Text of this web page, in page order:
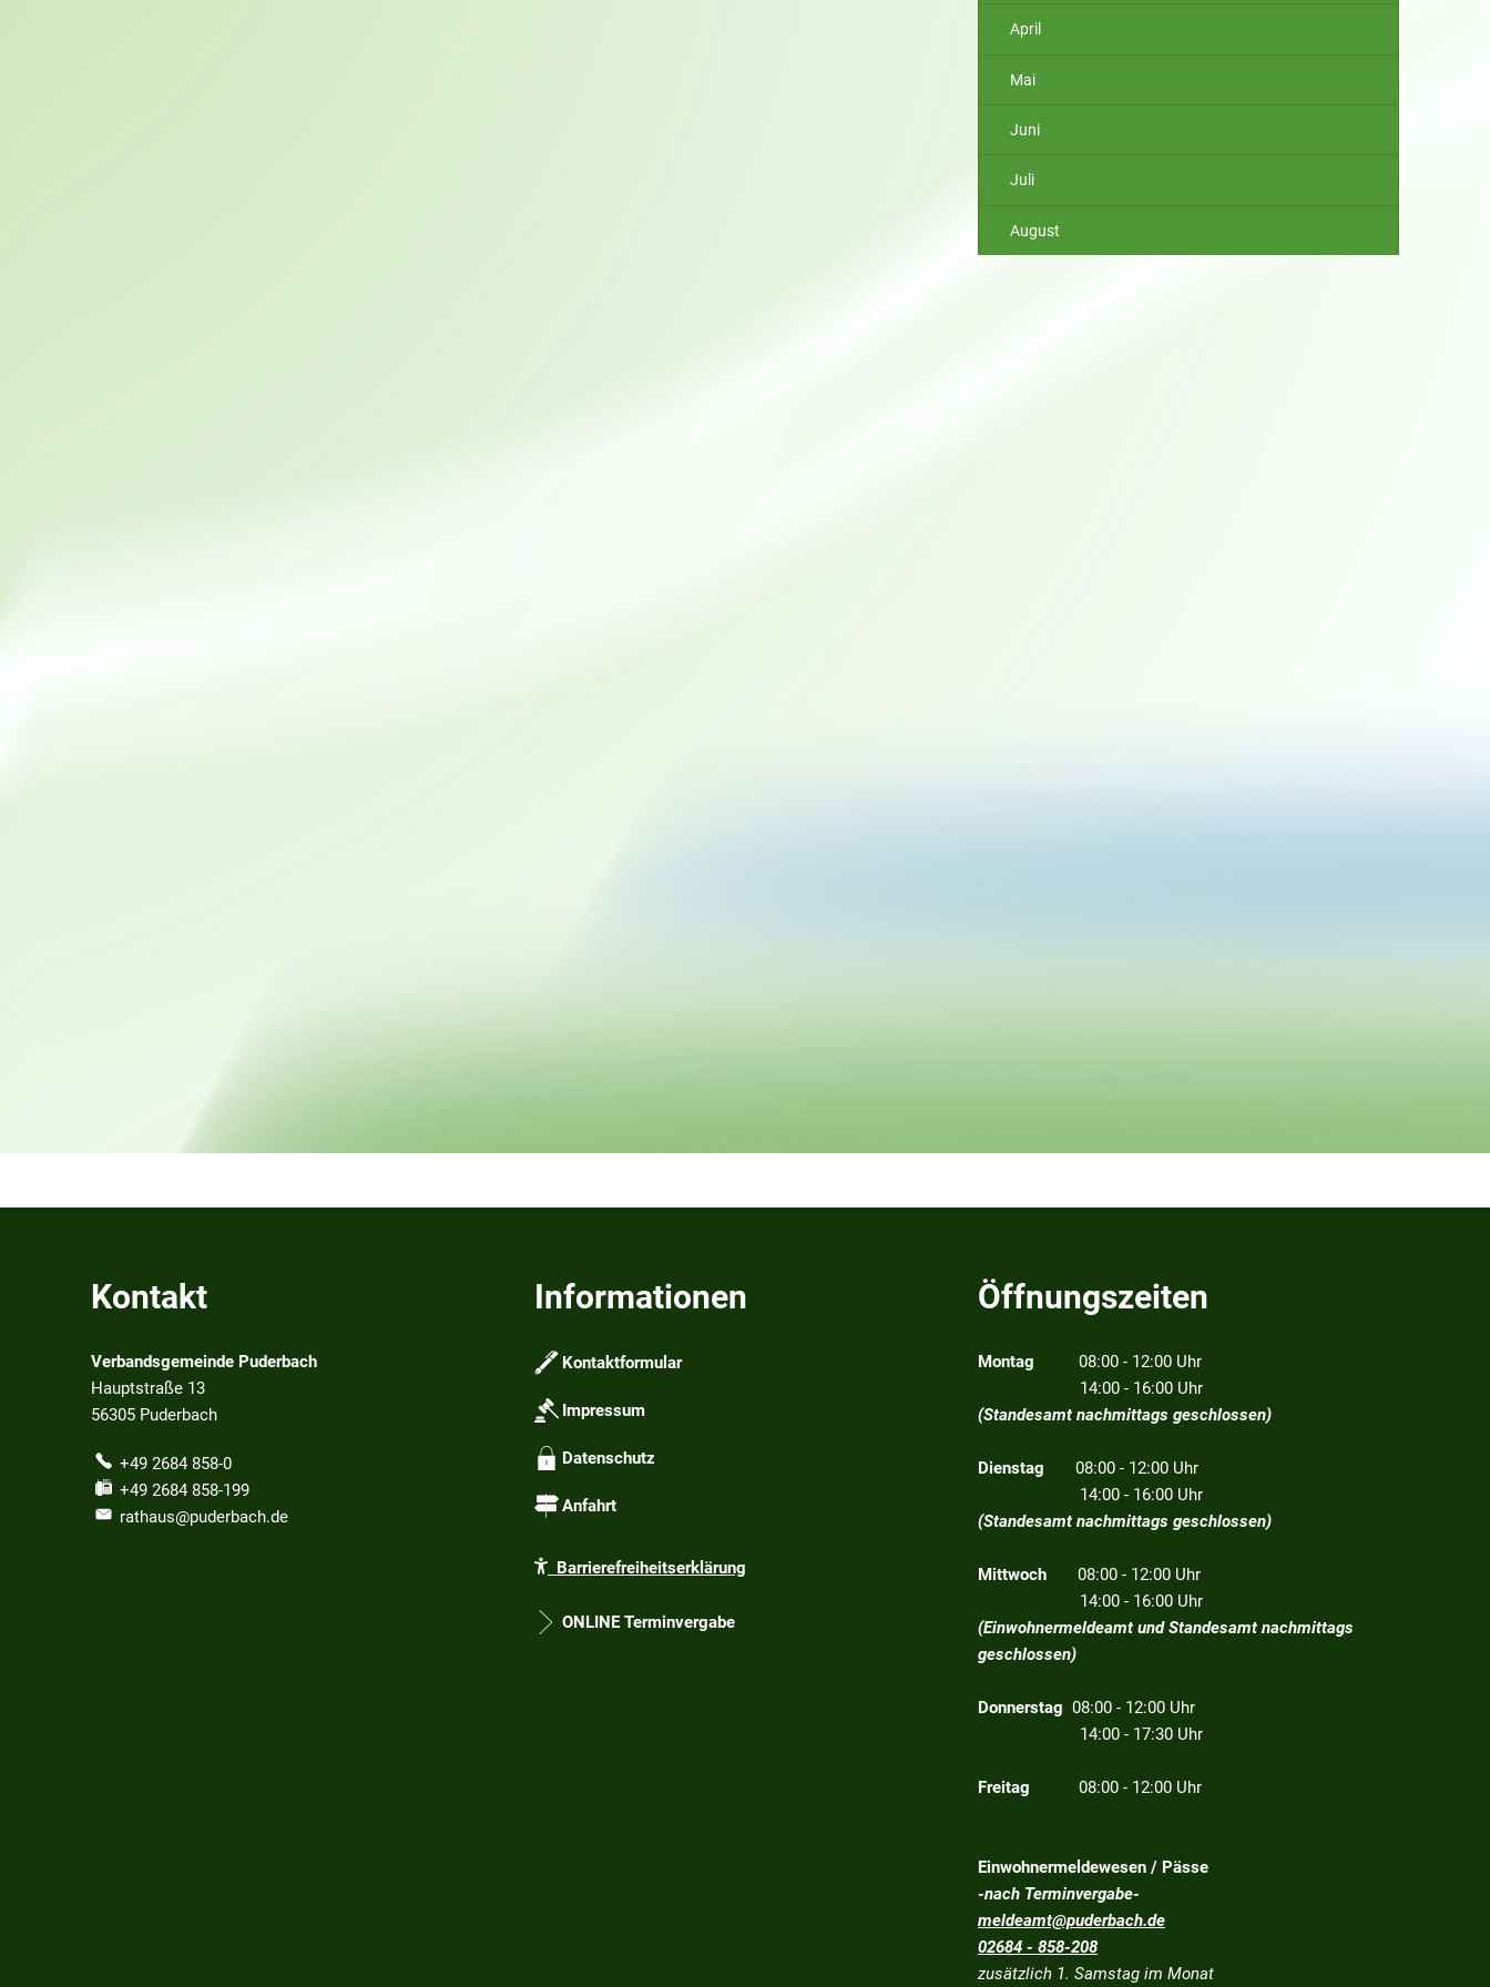
April
Mai
Juni
Juli
August
Kontakt
Verbandsgemeinde Puderbach
Hauptstraße 13
56305 Puderbach
+49 2684 858-0
+49 2684 858-199
rathaus@puderbach.de
Informationen
Kontaktformular
Impressum
Datenschutz
Anfahrt
Barrierefreiheitserklärung
ONLINE Terminvergabe
Öffnungszeiten
Montag 08:00 - 12:00 Uhr
14:00 - 16:00 Uhr
(Standesamt nachmittags geschlossen)
Dienstag 08:00 - 12:00 Uhr
14:00 - 16:00 Uhr
(Standesamt nachmittags geschlossen)
Mittwoch 08:00 - 12:00 Uhr
14:00 - 16:00 Uhr
(Einwohnermeldeamt und Standesamt nachmittags
geschlossen)
Donnerstag 08:00 - 12:00 Uhr
14:00 - 17:30 Uhr
Freitag 08:00 - 12:00 Uhr
Einwohnermeldewesen / Pässe
-nach Terminvergabe-
meldeamt@puderbach.de
02684 - 858-208
zusätzlich 1. Samstag im Monat